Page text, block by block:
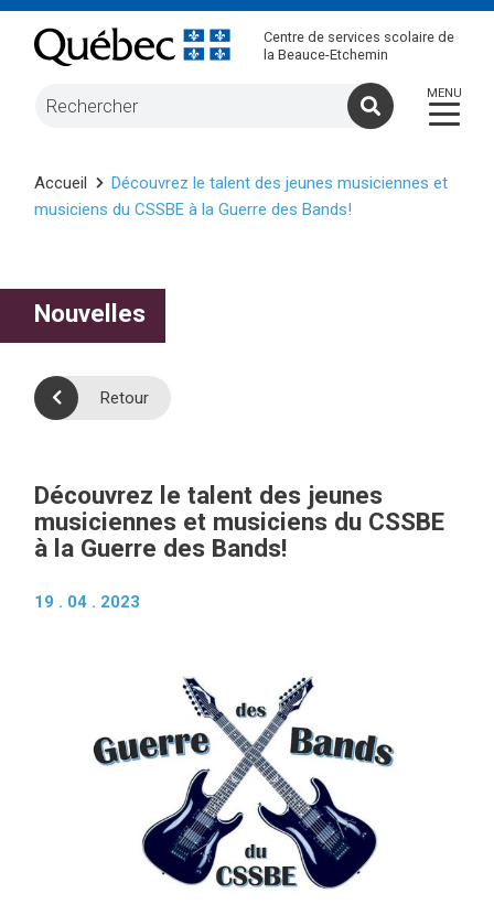
Centre de services scolaire de
la Beauce-Etchemin
Accueil
Découvrez le talent des jeunes musiciennes et
musiciens du CSSBE à la Guerre des Bands!
Nouvelles
Retour
Découvrez le talent des jeunes
musiciennes et musiciens du CSSBE
à la Guerre des Bands!
19 . 04 . 2023